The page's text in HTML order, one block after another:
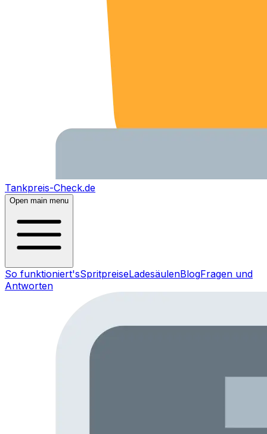
Tankpreis-Check.de
Open main menu
So funktioniert'sSpritpreiseLadesäulenBlogFragen und
Antworten